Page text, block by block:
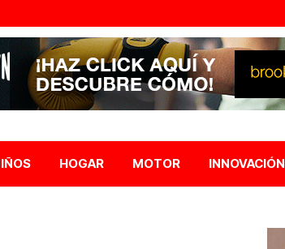
HOGAR MOTOR INNOVACIÓN